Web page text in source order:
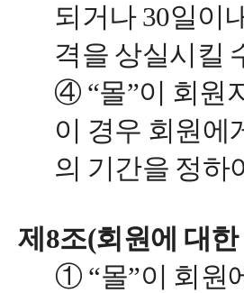
되거나 30일이
격을 상실시킬
④ “몰”이 회원
이 경우 회원에
의 기간을 정하
제8조(회원에 대
① “몰”이 회원